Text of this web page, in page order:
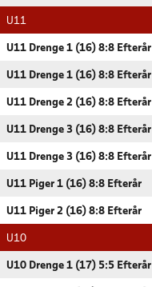
U11
U11 Drenge 1 (16) 8:8 Efterår
U11 Drenge 1 (16) 8:8 Efterår
U11 Drenge 2 (16) 8:8 Efterår
U11 Drenge 3 (16) 8:8 Efterår
U11 Drenge 3 (16) 8:8 Efterår
U11 Piger 1 (16) 8:8 Efterår
U11 Piger 2 (16) 8:8 Efterår
U10
U10 Drenge 1 (17) 5:5 Efterår